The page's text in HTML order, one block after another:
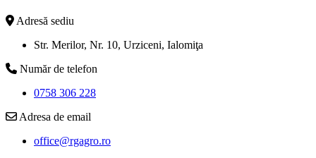
Adresă sediu
Str. Merilor, Nr. 10, Urziceni, Ialomiţa
Număr de telefon
0758 306 228
Adresa de email
office@rgagro.ro